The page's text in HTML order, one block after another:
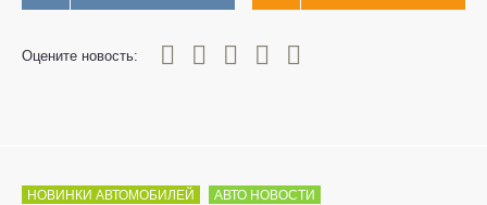
Оцените новость:
0
1 3 4 5
НОВИНКИ АВТОМОБИЛЕЙ АВТО НОВОСТИ